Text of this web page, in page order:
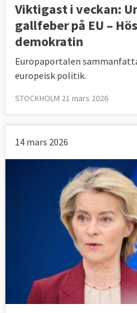
Viktigast i veckan:
gallfeber på EU –
demokratin
Europaportalen
europeisk politik.
STOCKHOLM 21 mars 2026
14 mars 2026